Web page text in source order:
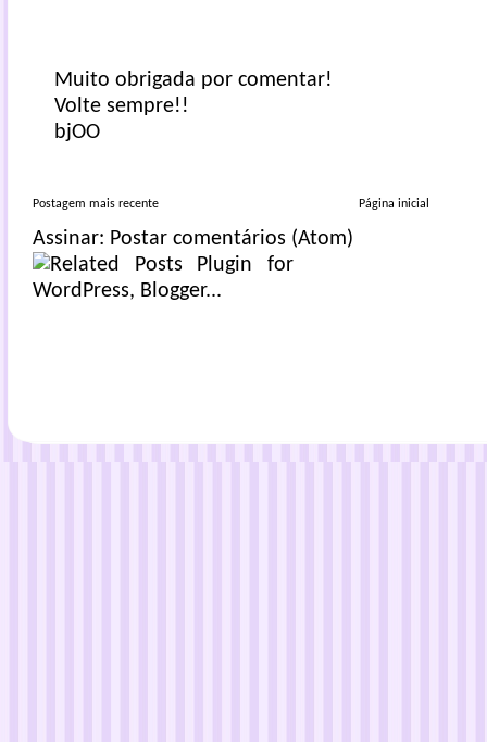
Muito obrigada por comentar!
Volte sempre!!
bjOO
Postagem mais recente Página inicial
Assinar: Postar comentários (Atom)